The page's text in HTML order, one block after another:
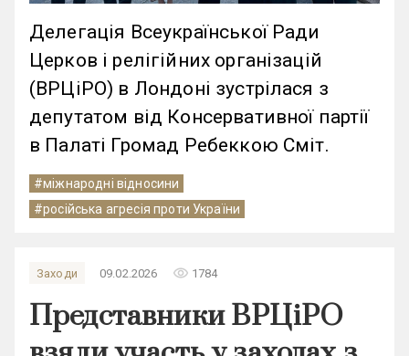
Делегація Всеукраїнської Ради
Церков і релігійних організацій
(ВРЦіРО) в Лондоні зустрілася з
депутатом від Консервативної партії
в Палаті Громад Ребеккою Сміт.
#міжнародні відносини
#російська агресія проти України
Заходи 09.02.2026 remove_red_eye 1784
Представники ВРЦіРО